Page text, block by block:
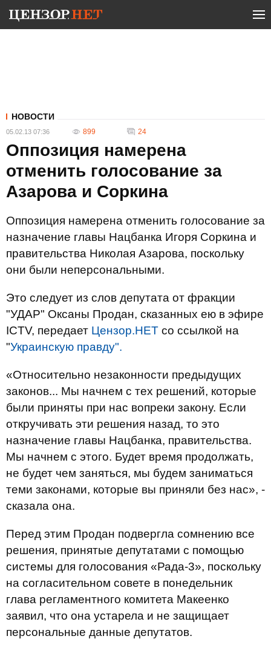
НОВОСТИ
05.02.13 07:36 899 24
Оппозиция намерена
отменить голосование за
Азарова и Соркина
Оппозиция намерена отменить голосование за
назначение главы Нацбанка Игоря Соркина и
правительства Николая Азарова, поскольку
они были неперсональными.
Это следует из слов депутата от фракции
"УДАР" Оксаны Продан, сказанных ею в эфире
ICTV, передает Цензор.НЕТ со ссылкой на
"Украинскую правду".
«Относительно незаконности предыдущих
законов... Мы начнем с тех решений, которые
были приняты при нас вопреки закону. Если
откручивать эти решения назад, то это
назначение главы Нацбанка, правительства.
Мы начнем с этого. Будет время продолжать,
не будет чем заняться, мы будем заниматься
теми законами, которые вы приняли без нас», -
сказала она.
Перед этим Продан подвергла сомнению все
решения, принятые депутатами с помощью
системы для голосования «Рада-3», поскольку
на согласительном совете в понедельник
глава регламентного комитета Макеенко
заявил, что она устарела и не защищает
персональные данные депутатов.